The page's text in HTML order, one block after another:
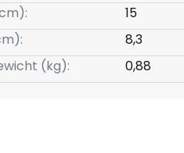
15
8,3
(kg):
0,88